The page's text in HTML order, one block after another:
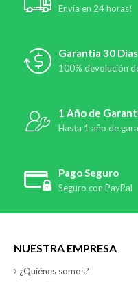
Envía en 24 horas!
Garantía 30 Días
100% devolución
1 Año de
Hasta 1 año de
Pago Seguro
Seguro con PayPal
NUESTRA EMPRESA
¿Quiénes somos?